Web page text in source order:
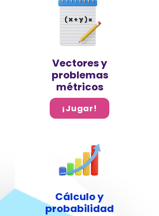
Vectores y
problemas
métricos
¡Jugar!
Cálculo y
probabilidad